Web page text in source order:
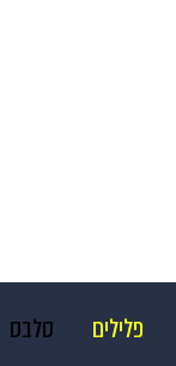
פלילים סלבס